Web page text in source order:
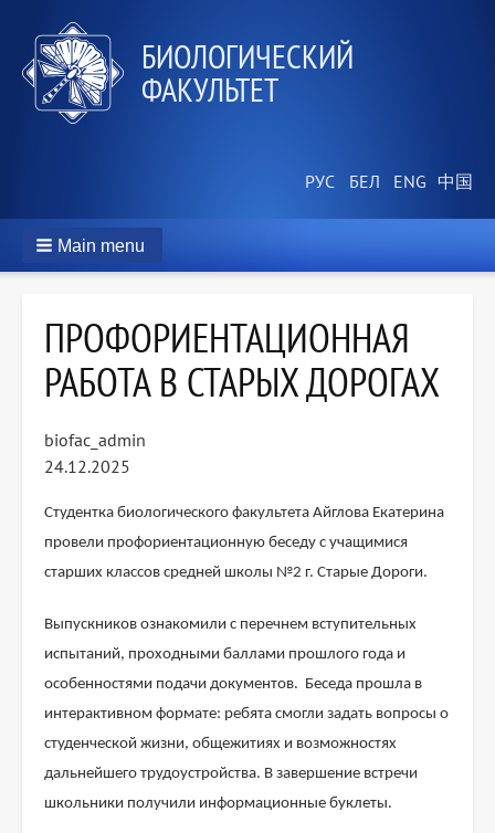
БИОЛОГИЧЕСКИЙ
ФАКУЛЬТЕТ
Main menu
ПРОФОРИЕНТАЦИОННАЯ
РАБОТА В СТАРЫХ ДОРОГАХ
biofac_admin
24.12.2025
Студентка биологического факультета Айглова Екатерина
провели профориентационную беседу с учащимися
старших классов средней школы №2 г. Старые Дороги.
Выпускников ознакомили с перечнем вступительных
испытаний, проходными баллами прошлого года и
особенностями подачи документов. Беседа прошла в
интерактивном формате: ребята смогли задать вопросы о
студенческой жизни, общежитиях и возможностях
дальнейшего трудоустройства. В завершение встречи
школьники получили информационные буклеты.